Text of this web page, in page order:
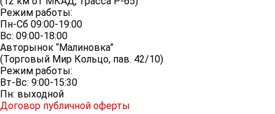
Режим работы:
Пн-Сб 09:00-19:00
Вс: 09:00-18:00
Авторынок “Малиновка”
(Торговый Мир Кольцо, пав. 42/10)
Режим работы:
Вт-Вс: 9:00-15:30
Пн: выходной
Договор публичной оферты